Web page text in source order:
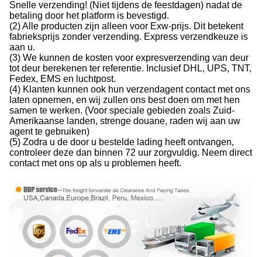
Snelle verzending! (Niet tijdens de feestdagen) nadat de
betaling door het platform is bevestigd.
(2) Alle producten zijn alleen voor Exw-prijs. Dit betekent
fabrieksprijs zonder verzending. Express verzendkeuze is
aan u.
(3) We kunnen de kosten voor expresverzending van deur
tot deur berekenen ter referentie. Inclusief DHL, UPS, TNT,
Fedex, EMS en luchtpost.
(4) Klanten kunnen ook hun verzendagent contact met ons
laten opnemen, en wij zullen ons best doen om met hen
samen te werken. (Voor speciale gebieden zoals Zuid-
Amerikaanse landen, strenge douane, raden wij aan uw
agent te gebruiken)
(5) Zodra u de door u bestelde lading heeft ontvangen,
controleer deze dan binnen 72 uur zorgvuldig. Neem direct
contact met ons op als u problemen heeft.